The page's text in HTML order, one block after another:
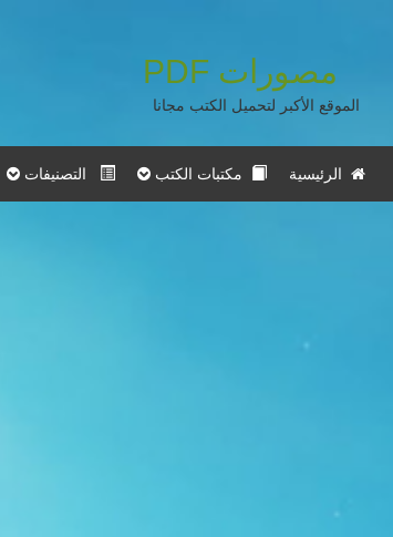
مصورات PDF
الموقع الأكبر لتحميل الكتب مجانا
الرئيسية مكتبات الكتب التصنيفات